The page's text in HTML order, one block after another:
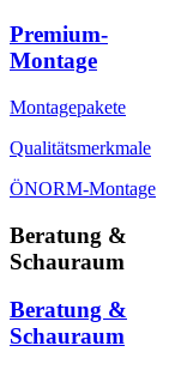
Premium-
Montage
Montagepakete
Qualitätsmerkmale
ÖNORM-Montage
Beratung &
Schauraum
Beratung &
Schauraum